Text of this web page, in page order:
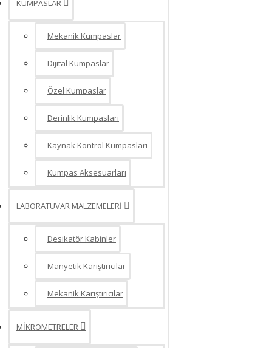
Manometre - Fark Basınç Ölçer
KUMPASLAR
Mekanik Kumpaslar
Dijital Kumpaslar
Özel Kumpaslar
Derinlik Kumpasları
Kaynak Kontrol Kumpasları
Kumpas Aksesuarları
LABORATUVAR MALZEMELERİ
Desikatör Kabinler
Manyetik Karıştırıcılar
Mekanik Karıştırıcılar
MİKROMETRELER